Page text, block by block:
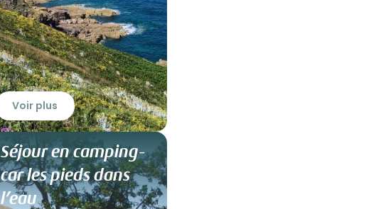
Voir plus
Séjour en camping-
car les pieds dans
l’eau